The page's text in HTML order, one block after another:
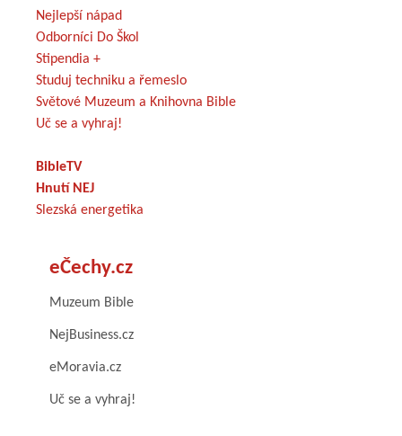
Nejlepší nápad
Odborníci Do Škol
Stipendia +
Studuj techniku a řemeslo
Světové Muzeum a Knihovna Bible
Uč se a vyhraj!
BibleTV
Hnutí NEJ
Slezská energetika
eČechy.cz
Muzeum Bible
NejBusiness.cz
eMoravia.cz
Uč se a vyhraj!